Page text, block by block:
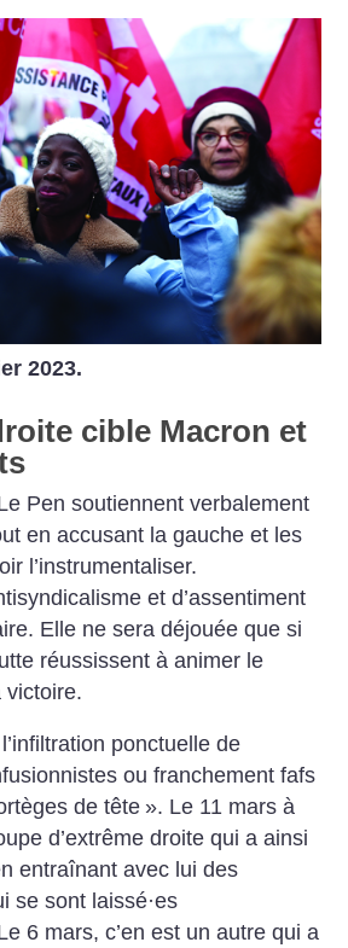
2023.
cible Macron et
Pen soutiennent verbalement
en accusant la gauche et les
l’instrumentaliser.
et d’assentiment
Elle ne sera déjouée que si
réussissent à animer le
victoire.
ponctuelle de
ou franchement fafs
de tête ». Le 11 mars à
d’extrême droite qui a ainsi
entraînant avec lui des
se sont laissé·es
6 mars, c’en est un autre qui a